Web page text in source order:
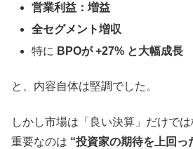
営業利益：増益
全セグメント増収
特に BPOが +27% と大幅成長
と、内容自体は堅調でした。
しかし市場は「良い決算」だけでは
重要なのは “投資家の期待を上回っ